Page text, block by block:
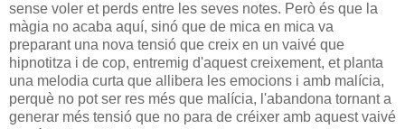
sense voler et perds entre les seves notes. Però és que la
màgia no acaba aquí, sinó que de mica en mica va
preparant una nova tensió que creix en un vaivé que
hipnotitza i de cop, entremig d'aquest creixement, et planta
una melodia curta que allibera les emocions i amb malícia,
perquè no pot ser res més que malícia, l'abandona tornant a
generar més tensió que no para de créixer amb aquest vaivé